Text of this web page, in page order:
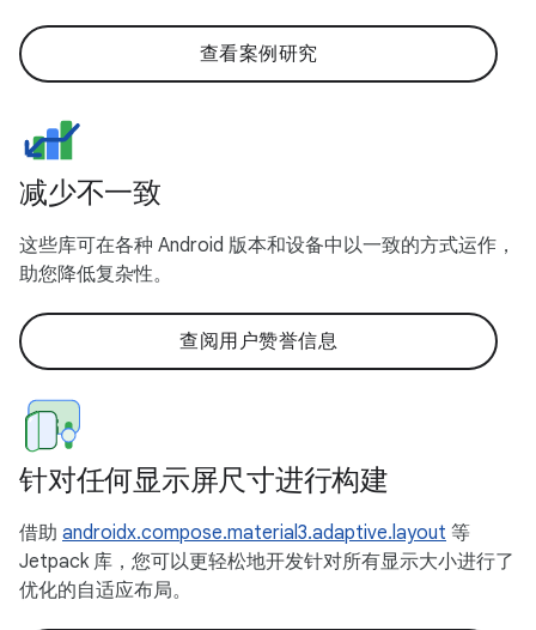
查看案例研究
减少不一致
这些库可在各种 Android 版本和设备中以一致的方式运作，
助您降低复杂性。
查阅用户赞誉信息
针对任何显示屏尺寸进行构建
借助 androidx.compose.material3.adaptive.layout 等
Jetpack 库，您可以更轻松地开发针对所有显示大小进行了
优化的自适应布局。